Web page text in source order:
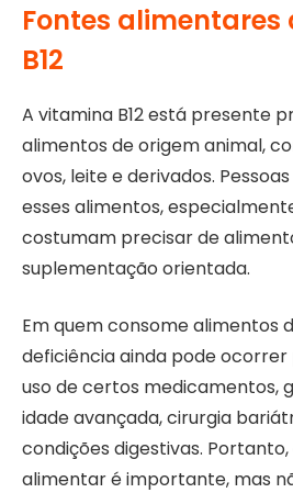
Fontes
B12
A vitamina B12 está presente
alimentos de origem animal,
ovos, leite e derivados.
esses alimentos,
costumam precisar de
suplementação orientada.
Em quem consome alimentos
deficiência ainda pode
uso de certos medicamentos,
idade avançada, cirurgia
condições digestivas.
alimentar é importante, mas